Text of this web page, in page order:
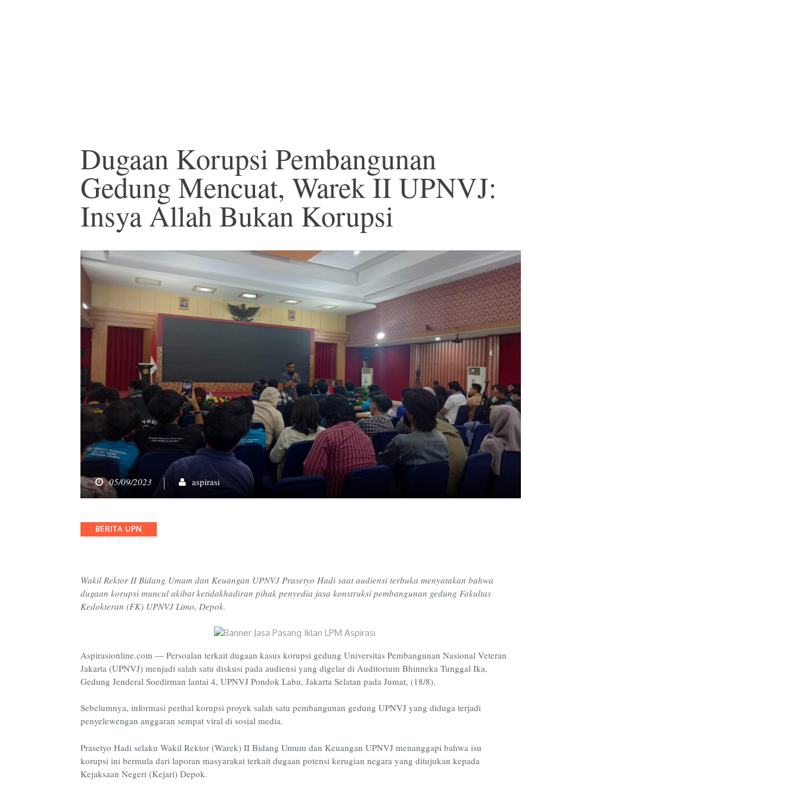
Dugaan Korupsi Pembangunan
Gedung Mencuat, Warek II UPNVJ:
Insya Allah Bukan Korupsi
05/09/2023 aspirasi
Categories
BERITA UPN
Wakil Rektor II Bidang Umum dan Keuangan UPNVJ Prasetyo Hadi saat audiensi terbuka menyatakan bahwa
dugaan korupsi muncul akibat ketidakhadiran pihak penyedia jasa konstruksi pembangunan gedung Fakultas
Kedokteran (FK) UPNVJ Limo, Depok.
Aspirasionline.com — Persoalan terkait dugaan kasus korupsi gedung Universitas Pembangunan Nasional Veteran
Jakarta (UPNVJ) menjadi salah satu diskusi pada audiensi yang digelar di Auditorium Bhinneka Tunggal Ika,
Gedung Jenderal Soedirman lantai 4, UPNVJ Pondok Labu, Jakarta Selatan pada Jumat, (18/8).
Sebelumnya, informasi perihal korupsi proyek salah satu pembangunan gedung UPNVJ yang diduga terjadi
penyelewengan anggaran sempat viral di sosial media.
Prasetyo Hadi selaku Wakil Rektor (Warek) II Bidang Umum dan Keuangan UPNVJ menanggapi bahwa isu
korupsi ini bermula dari laporan masyarakat terkait dugaan potensi kerugian negara yang ditujukan kepada
Kejaksaan Negeri (Kejari) Depok.